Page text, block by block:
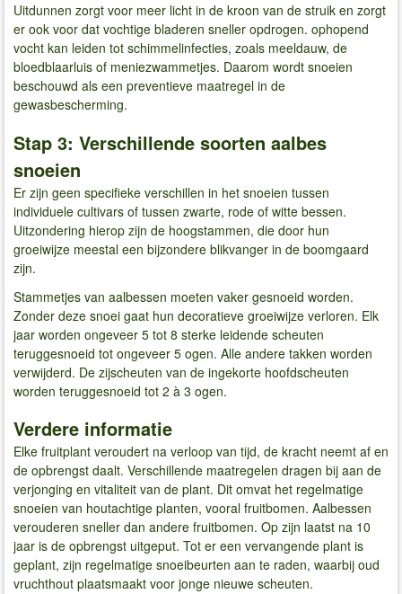
Uitdunnen zorgt voor meer licht in de kroon van de struik en zorgt
er ook voor dat vochtige bladeren sneller opdrogen. ophopend
vocht kan leiden tot schimmelinfecties, zoals meeldauw, de
bloedblaarluis of meniezwammetjes. Daarom wordt snoeien
beschouwd als een preventieve maatregel in de
gewasbescherming.
Stap 3: Verschillende soorten aalbes
snoeien
Er zijn geen specifieke verschillen in het snoeien tussen
individuele cultivars of tussen zwarte, rode of witte bessen.
Uitzondering hierop zijn de hoogstammen, die door hun
groeiwijze meestal een bijzondere blikvanger in de boomgaard
zijn.
Stammetjes van aalbessen moeten vaker gesnoeid worden.
Zonder deze snoei gaat hun decoratieve groeiwijze verloren. Elk
jaar worden ongeveer 5 tot 8 sterke leidende scheuten
teruggesnoeid tot ongeveer 5 ogen. Alle andere takken worden
verwijderd. De zijscheuten van de ingekorte hoofdscheuten
worden teruggesnoeid tot 2 à 3 ogen.
Verdere informatie
Elke fruitplant veroudert na verloop van tijd, de kracht neemt af en
de opbrengst daalt. Verschillende maatregelen dragen bij aan de
verjonging en vitaliteit van de plant. Dit omvat het regelmatige
snoeien van houtachtige planten, vooral fruitbomen. Aalbessen
verouderen sneller dan andere fruitbomen. Op zijn laatst na 10
jaar is de opbrengst uitgeput. Tot er een vervangende plant is
geplant, zijn regelmatige snoeibeurten aan te raden, waarbij oud
vruchthout plaatsmaakt voor jonge nieuwe scheuten.